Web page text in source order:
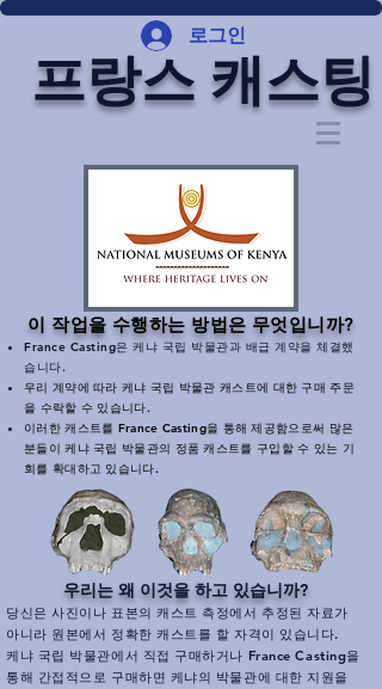
로그인
프랑스 캐스팅
이 작업을 수행하는 방법은 무엇입니까?
France Casting은 케냐 국립 박물관과 배급 계약을 체결했
습니다.
우리 계약에 따라 케냐 국립 박물관 캐스트에 대한 구매 주문
을 수락할 수 있습니다.
이러한 캐스트를 France Casting을 통해 제공함으로써 많은
분들이 케냐 국립 박물관의 정품 캐스트를 구입할 수 있는 기
회를 확대하고 있습니다.
우리는 왜 이것을 하고 있습니까?
당신은 사진이나 표본의 캐스트 측정에서 추정된 자료가
아니라 원본에서 정확한 캐스트를 할 자격이 있습니다.
케냐 국립 박물관에서 직접 구매하거나 France Casting을
통해 간접적으로 구매하면 케냐의 박물관에 대한 지원을